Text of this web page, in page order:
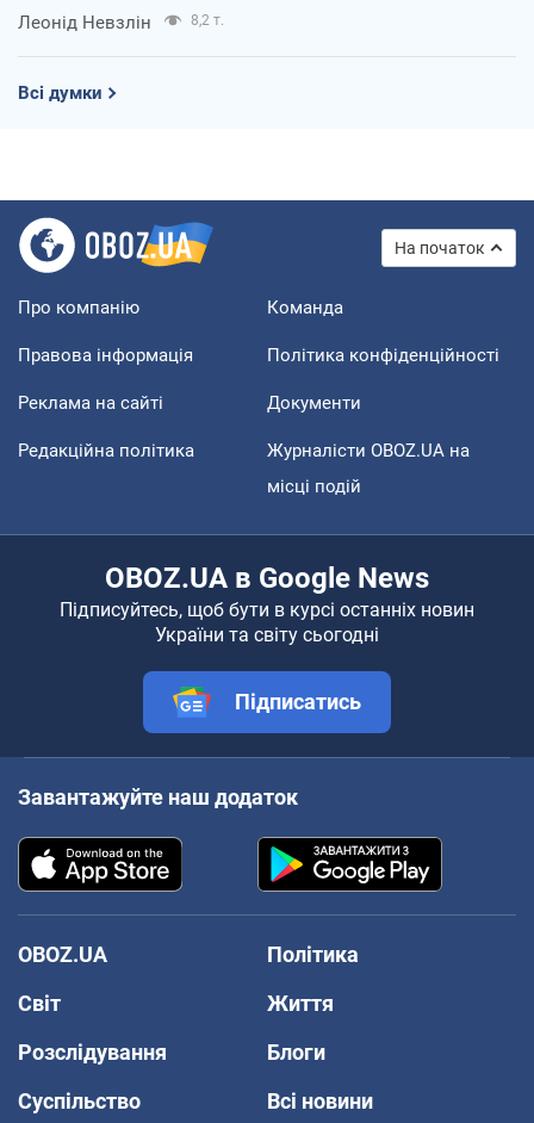
Леонід Невзлін 8,2 т.
Всі думки
На початок
Про компанію Команда
Правова інформація Політика конфіденційності
Реклама на сайті Документи
Редакційна політика
Журналісти OBOZ.UA на
місці подій
OBOZ.UA в Google News
Підписуйтесь, щоб бути в курсі останніх новин
України та світу сьогодні
Підписатись
Завантажуйте наш додаток
OBOZ.UA
Політика
Світ
Життя
Розслідування
Блоги
Суспільство
Всі новини